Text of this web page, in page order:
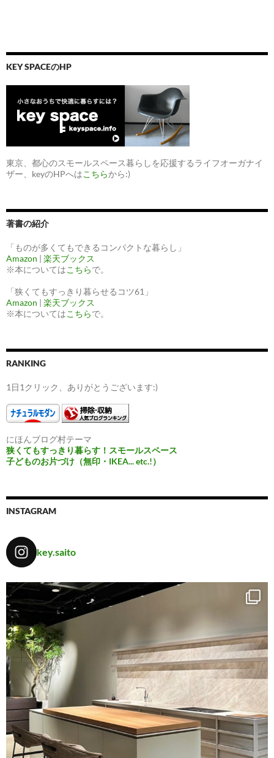
KEY SPACEのHP
東京、都心のスモールスペース暮らしを応援するライフオーガナイ
ザー、keyのHPへはこちらから:)
著書の紹介
「ものが多くてもできるコンパクトな暮らし」
Amazon | 楽天ブックス
※本についてはこちらで。
「狭くてもすっきり暮らせるコツ61」
Amazon | 楽天ブックス
※本についてはこちらで。
RANKING
1日1クリック、ありがとうございます:)
にほんブログ村テーマ
狭くてもすっきり暮らす！スモールスペース
子どものお片づけ（無印・IKEA... etc.!）
INSTAGRAM
key.saito